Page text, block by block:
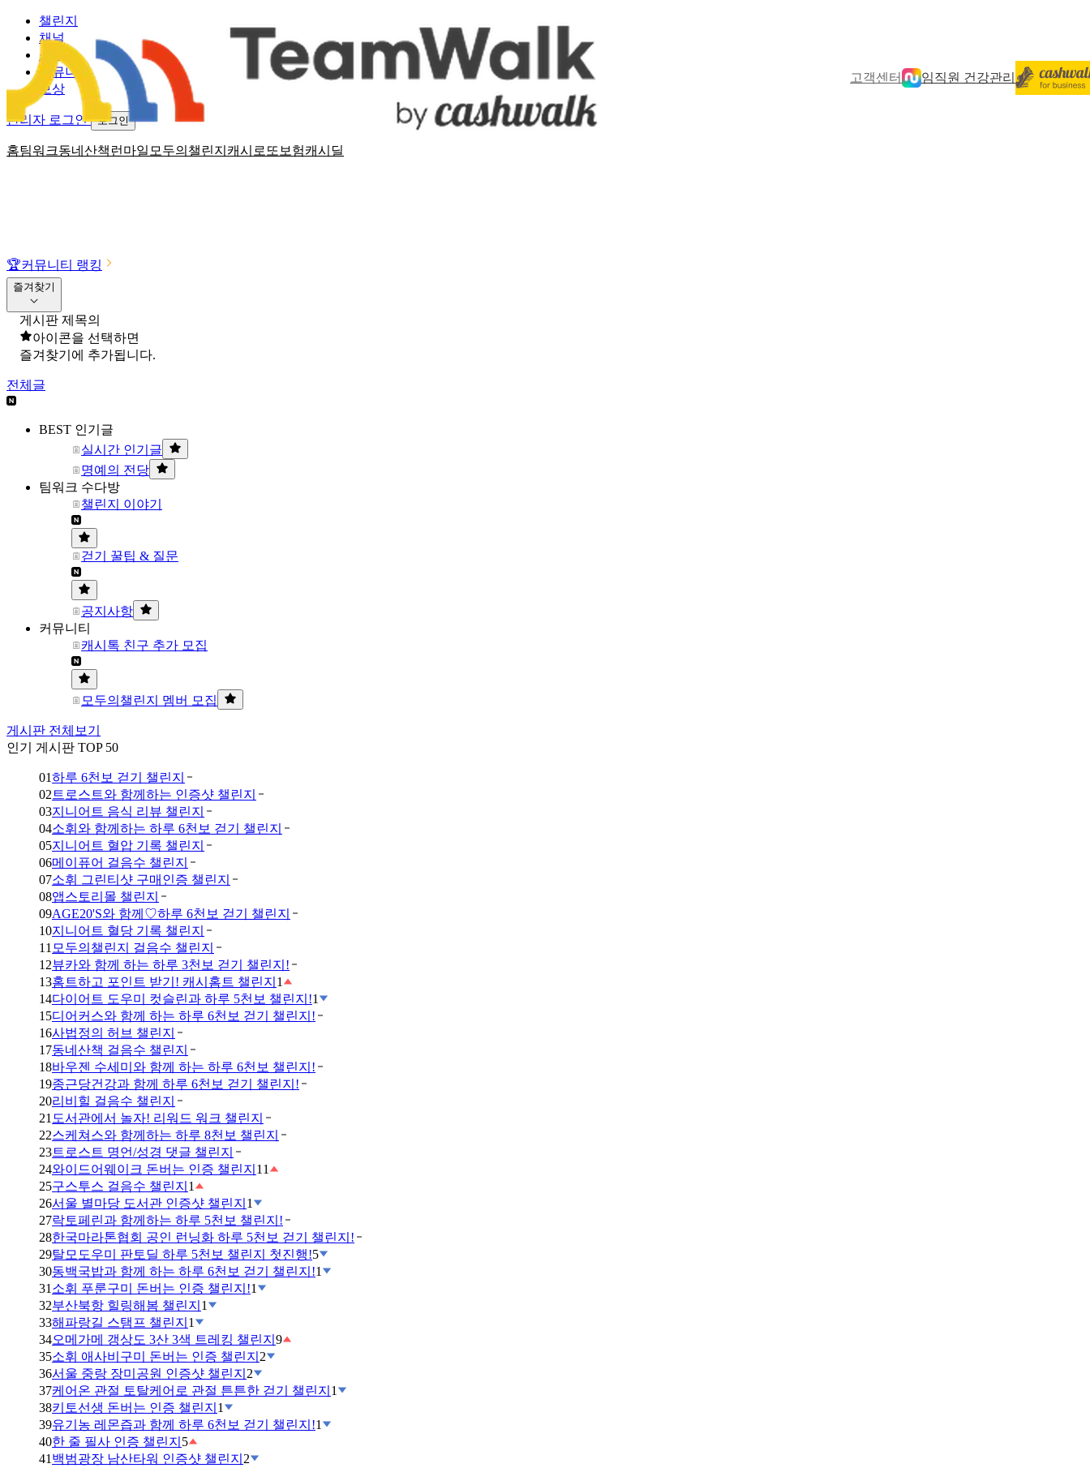
고객센터 임직원 건강관리
홈팀워크동네산책 런마일 모두의챌린지 캐시로또 보험캐시딜
챌린지
채널
소식
커뮤니티
보상
관리자 로그인 로그인
🏆커뮤니티 랭킹
즐겨찾기
게시판 제목의
아이콘을 선택하면
즐겨찾기에 추가됩니다.
전체글
BEST 인기글
실시간 인기글
명예의 전당
팀워크 수다방
챌린지 이야기
걷기 꿀팁 & 질문
공지사항
커뮤니티
캐시톡 친구 추가 모집
모두의챌린지 멤버 모집
게시판 전체보기
인기 게시판 TOP 50
01하루 6천보 걷기 챌린지
02 트로스트와 함께하는 인증샷 챌린지
03지니어트 음식 리뷰 챌린지
04소휘와 함께하는 하루 6천보 걷기 챌린지
05지니어트 혈압 기록 챌린지
06메이퓨어 걸음수 챌린지
07소휘 그린티샷 구매인증 챌린지
08앱스토리몰 챌린지
09AGE20'S와 함께♡하루 6천보 걷기 챌린지
10지니어트 혈당 기록 챌린지
11 모두의챌린지 걸음수 챌린지
12뷰카와 함께 하는 하루 3천보 걷기 챌린지!
13홈트하고 포인트 받기! 캐시홈트 챌린지 1
14다이어트 도우미 컷슬린과 하루 5천보 챌린지!1
15디어커스와 함께 하는 하루 6천보 걷기 챌린지!
16사법정의 허브 챌린지
17동네산책 걸음수 챌린지
18바우젠 수세미와 함께 하는 하루 6천보 챌린지!
19종근당건강과 함께 하루 6천보 걷기 챌린지!
20리비힐 걸음수 챌린지
21 도서관에서 놀자! 리워드 워크 챌린지
22스케쳐스와 함께하는 하루 8천보 챌린지
23트로스트 명언/성경 댓글 챌린지
24와이드어웨이크 돈버는 인증 챌린지 11
25구스투스 걸음수 챌린지 1
26서울 별마당 도서관 인증샷 챌린지 1
27락토페린과 함께하는 하루 5천보 챌린지!
28한국마라톤협회 공인 런닝화 하루 5천보 걷기 챌린지!
29탈모도우미 판토딜 하루 5천보 챌린지 첫진행!5
30동백국밥과 함께 하는 하루 6천보 걷기 챌린지!1
31 소휘 푸룬구미 돈버는 인증 챌린지!1
32부산북항 힐링해봄 챌린지 1
33해파랑길 스탬프 챌린지 1
34오메가메 갱상도 3산 3색 트레킹 챌린지 9
35소휘 애사비구미 돈버는 인증 챌린지 2
36서울 중랑 장미공원 인증샷 챌린지 2
37케어온 관절 토탈케어로 관절 튼튼한 걷기 챌린지 1
38키토선생 돈버는 인증 챌린지 1
39유기농 레몬즙과 함께 하루 6천보 걷기 챌린지!1
40한 줄 필사 인증 챌린지 5
41 백범광장 남산타워 인증샷 챌린지 2